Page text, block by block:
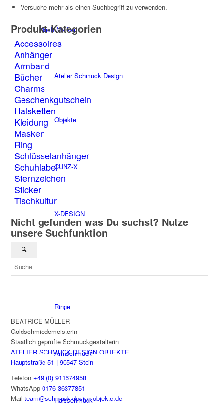
Nach Marken
Atelier Schmuck Design
Objekte
CUNZ-X
X-DESIGN
Nach Kategorien
Ringe
Armschmuck
Halsschmuck
Versuche mehr als einen Suchbegriff zu verwenden.
Produkt-Kategorien
Accessoires
Anhänger
Armband
Bücher
Charms
Geschenkgutschein
Halsketten
Kleidung
Masken
Ring
Schlüsselanhänger
Schuhlabel
Sternzeichen
Sticker
Tischkultur
Nicht gefunden was Du suchst? Nutze
unsere Suchfunktion
BEATRICE MÜLLER
Goldschmiedemeisterin
Staatlich geprüfte Schmuckgestalterin
ATELIER SCHMUCK DESIGN OBJEKTE
Hauptstraße 51 | 90547 Stein
Telefon+49 (0) 911674958
WhatsApp0176 36377851
Mailteam@schmuck-design-objekte.de